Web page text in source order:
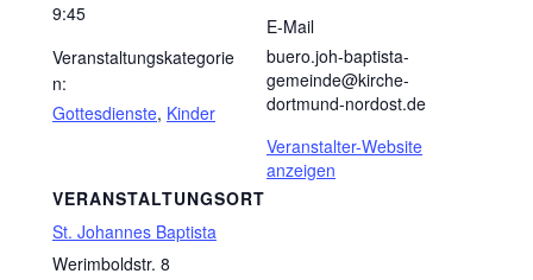
9:45
Veranstaltungskategorie
n:
Gottesdienste, Kinder
VERANSTALTUNGSORT
St. Johannes Baptista
Werimboldstr. 8
E-Mail
buero.joh-baptista-
gemeinde@kirche-
dortmund-nordost.de
Veranstalter-Website
anzeigen